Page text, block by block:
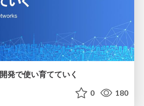
発で使い育てていく
0 180